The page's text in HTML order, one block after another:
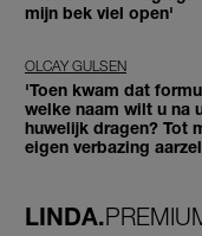
mijn bek viel open'
OLCAY GULSEN
'Toen kwam dat
welke naam wilt u na
huwelijk dragen? Tot
eigen verbazing
LINDA.